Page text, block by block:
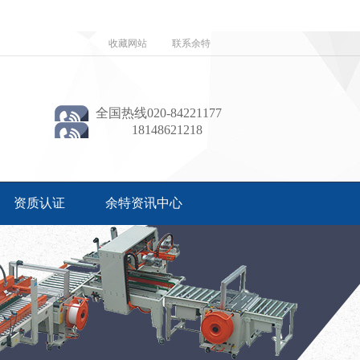
收藏网站 联系余特
全国热线020-84221177
18148621218
资质认证 余特资讯中心